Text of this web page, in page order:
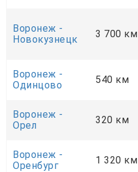
Воронеж -
Новокузнецк
3 700 км
Воронеж -
Одинцово
540 км
Воронеж -
Орел
320 км
Воронеж -
Оренбург
1 320 км